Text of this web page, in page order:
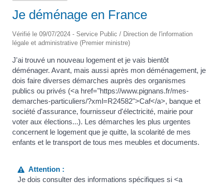
Je déménage en France
Vérifié le 09/07/2024 - Service Public / Direction de l'information
légale et administrative (Premier ministre)
J'ai trouvé un nouveau logement et je vais bientôt
déménager. Avant, mais aussi après mon déménagement, je
dois faire diverses démarches auprès des organismes
publics ou privés (<a href="https://www.pignans.fr/mes-
demarches-particuliers/?xml=R24582">Caf</a>, banque et
société d'assurance, fournisseur d'électricité, mairie pour
voter aux élections...). Les démarches les plus urgentes
concernent le logement que je quitte, la scolarité de mes
enfants et le transport de tous mes meubles et documents.
Attention :
Je dois consulter des informations spécifiques si <a